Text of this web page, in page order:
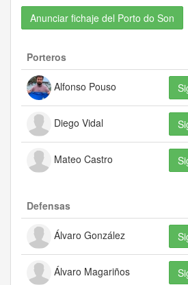
Anunciar fichaje del Porto do Son
Porteros
Alfonso Pouso
Diego Vidal
Mateo Castro
Defensas
Álvaro González
Álvaro Magariños